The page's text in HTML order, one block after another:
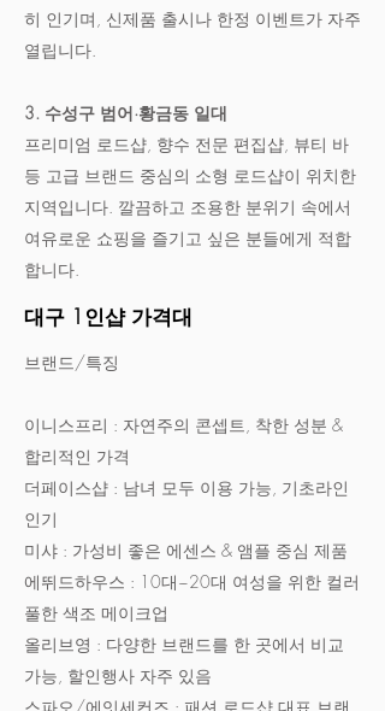
히 인기며, 신제품 출시나 한정 이벤트가 자주
열립니다.
3. 수성구 범어·황금동 일대
프리미엄 로드샵, 향수 전문 편집샵, 뷰티 바
등 고급 브랜드 중심의 소형 로드샵이 위치한
지역입니다. 깔끔하고 조용한 분위기 속에서
여유로운 쇼핑을 즐기고 싶은 분들에게 적합
합니다.
대구 1인샵 가격대
브랜드/특징
이니스프리 : 자연주의 콘셉트, 착한 성분 &
합리적인 가격
더페이스샵 : 남녀 모두 이용 가능, 기초라인
인기
미샤 : 가성비 좋은 에센스 & 앰플 중심 제품
에뛰드하우스 : 10대~20대 여성을 위한 컬러
풀한 색조 메이크업
올리브영 : 다양한 브랜드를 한 곳에서 비교
가능, 할인행사 자주 있음